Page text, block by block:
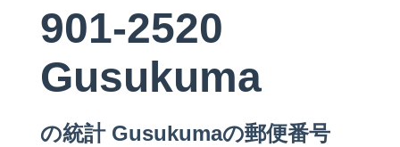
901-2520
Gusukuma
の統計 Gusukumaの郵便番号